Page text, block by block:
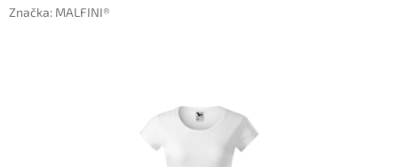
Značka: MALFINI®